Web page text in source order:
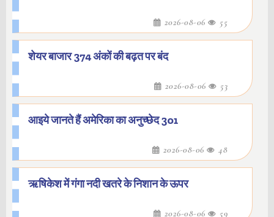
2026-08-06 55
शेयर बाजार 374 अंकों की बढ़त पर बंद
2026-08-06 53
आइये जानते हैं अमेरिका का अनुच्छेद 301
2026-08-06 48
ऋषिकेश में गंगा नदी खतरे के निशान के ऊपर
2026-08-06 59